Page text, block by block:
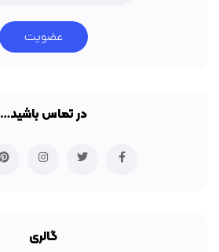
عضویت
در تماس باشید…
گالری